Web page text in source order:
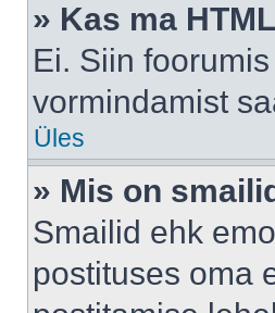
» Kas ma
Ei. Siin
vormindamist
Üles
» Mis on
Smailid ehk
postituses oma